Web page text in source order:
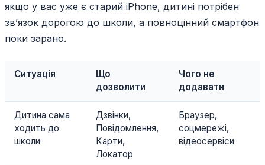
якщо у вас уже є старий iPhone, дитині потрібен
зв’язок дорогою до школи, а повноцінний смартфон
поки зарано.
Ситуація
Що
дозволити
Чого не
додавати
Дитина сама
ходить до
школи
Дзвінки,
Повідомлення,
Карти,
Локатор
Браузер,
соцмережі,
відеосервіси